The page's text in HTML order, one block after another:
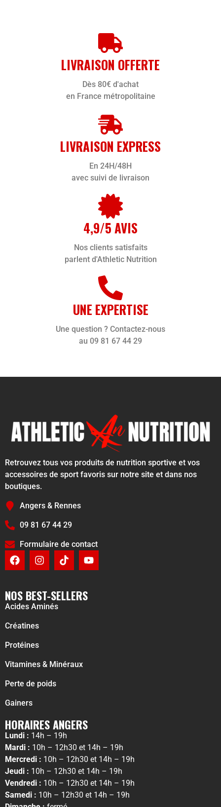
LIVRAISON OFFERTE
Dès 80€ d'achat
en France métropolitaine
LIVRAISON EXPRESS
En 24H/48H
avec suivi de livraison
4,9/5 AVIS
Nos clients satisfaits
parlent d'Athletic Nutrition
UNE EXPERTISE
Une question ? Contactez-nous
au 09 81 67 44 29
Retrouvez tous vos produits de nutrition sportive et vos
accessoires de sport favoris sur notre site et dans nos
boutiques.
Angers & Rennes
09 81 67 44 29
Formulaire de contact
NOS BEST-SELLERS
Acides Aminés
Créatines
Protéines
Vitamines & Minéraux
Perte de poids
Gainers
HORAIRES ANGERS
Lundi : 14h – 19h
Mardi : 10h – 12h30 et 14h – 19h
Mercredi : 10h – 12h30 et 14h – 19h
Jeudi : 10h – 12h30 et 14h – 19h
Vendredi : 10h – 12h30 et 14h – 19h
Samedi : 10h – 12h30 et 14h – 19h